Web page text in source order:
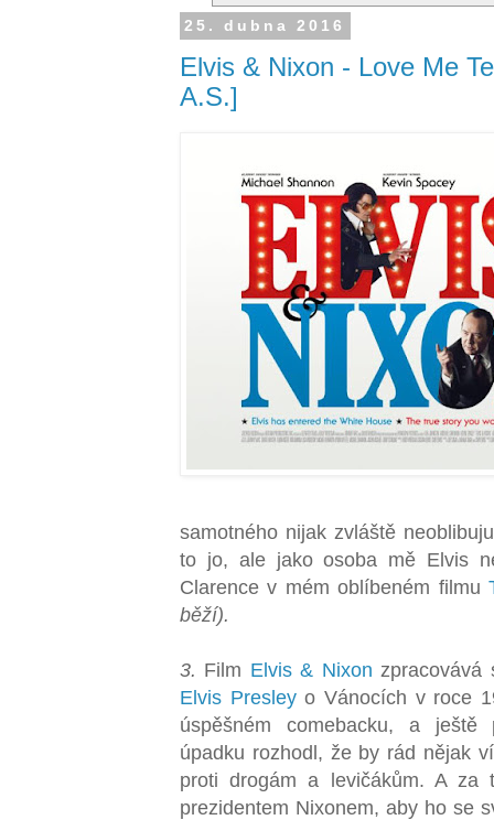
25. dubna 2016
Elvis & Nixon - Love Me
A.S.]
samotného nijak zvláště
to jo, ale jako osoba mě Elvis
Clarence v mém oblíbeném filmu
běží).
3. Film Elvis & Nixon zpracovává
Elvis Presleyo Vánocích v roce
úspěšném comebacku, a ještě
úpadku rozhodl, že by rád nějak
proti drogám a levičákům. A
prezidentem Nixonem, aby ho se